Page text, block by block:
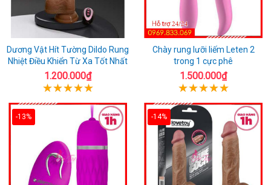
Dương Vật Hít Tường Dildo Rung
Nhiệt Điều Khiển Từ Xa Tốt Nhất
1.200.000₫
Chày rung lưỡi liếm Leten 2
trong 1 cực phê
1.500.000₫
-13% -14%